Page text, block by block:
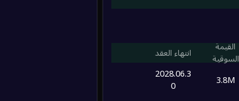
0
0/ القيمة
السوقية
انتهاء العقد
3.8M
2028.06.3
0